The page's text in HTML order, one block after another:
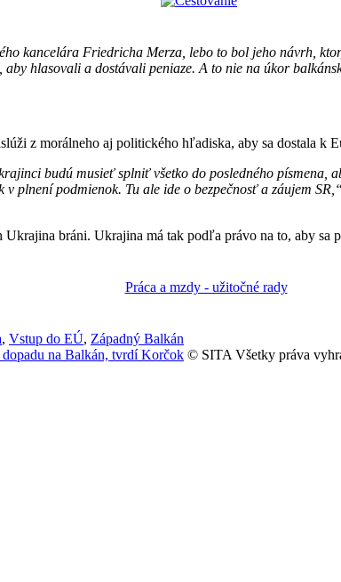
kancelára Friedricha Merza, lebo to bol jeho návrh,
aby hlasovali a dostávali peniaze. A to nie na úkor
z morálneho aj politického hľadiska, aby sa dostala k
budú musieť splniť všetko do posledného písmena,
plnení podmienok. Tu ale ide o bezpečnosť a záujem SR,“
bráni. Ukrajina má tak podľa právo na to, aby sa
, Vstup do EÚ, Západný Balkán
na Balkán, tvrdí Korčok © SITA Všetky práva